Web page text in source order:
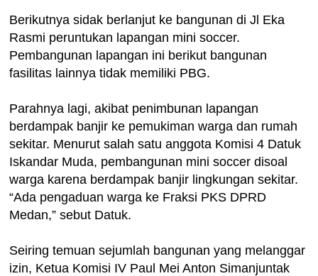
Berikutnya sidak berlanjut ke bangunan di Jl Eka
Rasmi peruntukan lapangan mini soccer.
Pembangunan lapangan ini berikut bangunan
fasilitas lainnya tidak memiliki PBG.
Parahnya lagi, akibat penimbunan lapangan
berdampak banjir ke pemukiman warga dan rumah
sekitar. Menurut salah satu anggota Komisi 4 Datuk
Iskandar Muda, pembangunan mini soccer disoal
warga karena berdampak banjir lingkungan sekitar.
“Ada pengaduan warga ke Fraksi PKS DPRD
Medan,” sebut Datuk.
Seiring temuan sejumlah bangunan yang melanggar
izin, Ketua Komisi IV Paul Mei Anton Simanjuntak